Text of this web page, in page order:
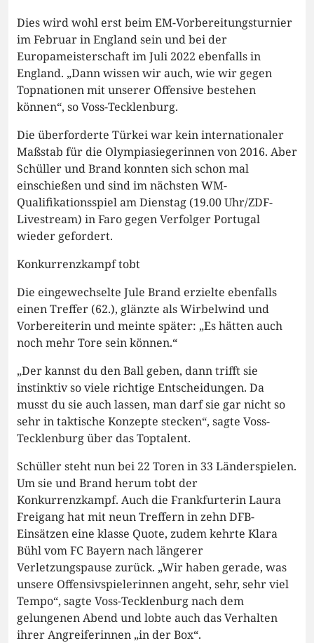
Dies wird wohl erst beim EM-Vorbereitungsturnier
im Februar in England sein und bei der
Europameisterschaft im Juli 2022 ebenfalls in
England. „Dann wissen wir auch, wie wir gegen
Topnationen mit unserer Offensive bestehen
können“, so Voss-Tecklenburg.
Die überforderte Türkei war kein internationaler
Maßstab für die Olympiasiegerinnen von 2016. Aber
Schüller und Brand konnten sich schon mal
einschießen und sind im nächsten WM-
Qualifikationsspiel am Dienstag (19.00 Uhr/ZDF-
Livestream) in Faro gegen Verfolger Portugal
wieder gefordert.
Konkurrenzkampf tobt
Die eingewechselte Jule Brand erzielte ebenfalls
einen Treffer (62.), glänzte als Wirbelwind und
Vorbereiterin und meinte später: „Es hätten auch
noch mehr Tore sein können.“
„Der kannst du den Ball geben, dann trifft sie
instinktiv so viele richtige Entscheidungen. Da
musst du sie auch lassen, man darf sie gar nicht so
sehr in taktische Konzepte stecken“, sagte Voss-
Tecklenburg über das Toptalent.
Schüller steht nun bei 22 Toren in 33 Länderspielen.
Um sie und Brand herum tobt der
Konkurrenzkampf. Auch die Frankfurterin Laura
Freigang hat mit neun Treffern in zehn DFB-
Einsätzen eine klasse Quote, zudem kehrte Klara
Bühl vom FC Bayern nach längerer
Verletzungspause zurück. „Wir haben gerade, was
unsere Offensivspielerinnen angeht, sehr, sehr viel
Tempo“, sagte Voss-Tecklenburg nach dem
gelungenen Abend und lobte auch das Verhalten
ihrer Angreiferinnen „in der Box“.